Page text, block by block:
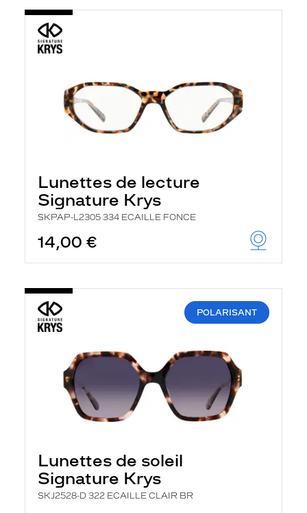
Lunettes de lecture
Signature Krys
SKPAP-L2305 334 ECAILLE FONCE
14,00 €
POLARISANT
Lunettes de soleil
Signature Krys
SKJ2528-D 322 ECAILLE CLAIR BR